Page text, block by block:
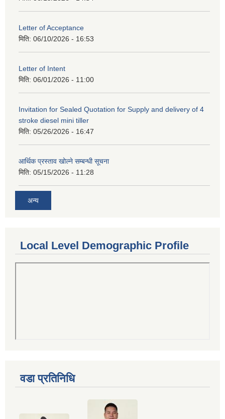
Letter of Acceptance
मिति: 06/10/2026 - 16:53
Letter of Intent
मिति: 06/01/2026 - 11:00
Invitation for Sealed Quotation for Supply and delivery of 4
stroke diesel mini tiller
मिति: 05/26/2026 - 16:47
आर्थिक प्रस्ताव खोल्ने सम्बन्धी सूचना
मिति: 05/15/2026 - 11:28
अन्य
Local Level Demographic Profile
वडा प्रतिनिधि